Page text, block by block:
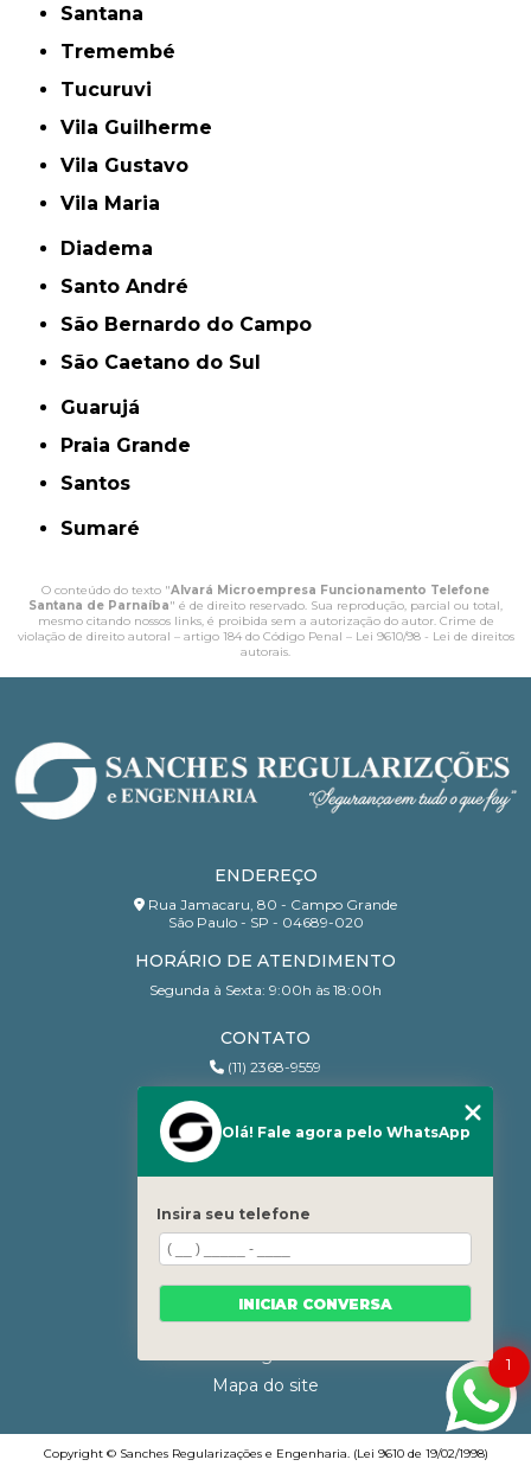
Santana
Tremembé
Tucuruvi
Vila Guilherme
Vila Gustavo
Vila Maria
Diadema
Santo André
São Bernardo do Campo
São Caetano do Sul
Guarujá
Praia Grande
Santos
Sumaré
O conteúdo do texto "Alvará Microempresa Funcionamento Telefone
Santana de Parnaíba" é de direito reservado. Sua reprodução, parcial ou total,
mesmo citando nossos links, é proibida sem a autorização do autor. Crime de
violação de direito autoral – artigo 184 do Código Penal – Lei 9610/98 - Lei de direitos
autorais.
ENDEREÇO
Rua Jamacaru, 80 - Campo Grande
São Paulo - SP - 04689-020
HORÁRIO DE ATENDIMENTO
Segunda à Sexta: 9:00h às 18:00h
CONTATO
(11) 2368-9559
contato@sanchesri.com.br
Quem Somos
Blog
Serviços
Contato
Mapa do site
Copyright © Sanches Regularizações e Engenharia. (Lei 9610 de 19/02/1998)
1
Olá! Fale agora pelo WhatsApp
Insira seu telefone
INICIAR CONVERSA